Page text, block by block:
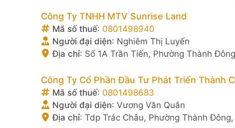
Công Ty TNHH MTV Sunrise Land
Mã số thuế: 0801498940
Người đại diện: Nghiêm Thị Luyến
Địa chỉ: Số 1A Trần Tiến, Phường Thành
Công Ty Cổ Phần Đầu Tư Phát Triển Thành
Mã số thuế: 0801498683
Người đại diện: Vương Văn Quân
Địa chỉ: Tdp Trác Châu, Phường Thành